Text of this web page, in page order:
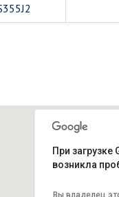
При загрузке
возникла
Вы владелец